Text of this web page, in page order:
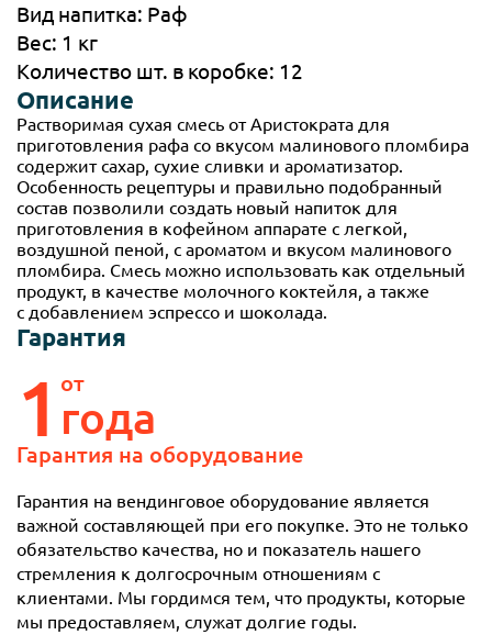
Вид напитка: Раф
Вес: 1 кг
Количество шт. в коробке: 12
Описание
Растворимая сухая смесь от Аристократа для
приготовления рафа со вкусом малинового пломбира
содержит сахар, сухие сливки и ароматизатор.
Особенность рецептуры и правильно подобранный
состав позволили создать новый напиток для
приготовления в кофейном аппарате с легкой,
воздушной пеной, с ароматом и вкусом малинового
пломбира. Смесь можно использовать как отдельный
продукт, в качестве молочного коктейля, а также
с добавлением эспрессо и шоколада.
Гарантия
Гарантия на вендинговое оборудование является
важной составляющей при его покупке. Это не только
обязательство качества, но и показатель нашего
стремления к долгосрочным отношениям с
клиентами. Мы гордимся тем, что продукты, которые
мы предоставляем, служат долгие годы.
от
1 года
Гарантия на оборудование